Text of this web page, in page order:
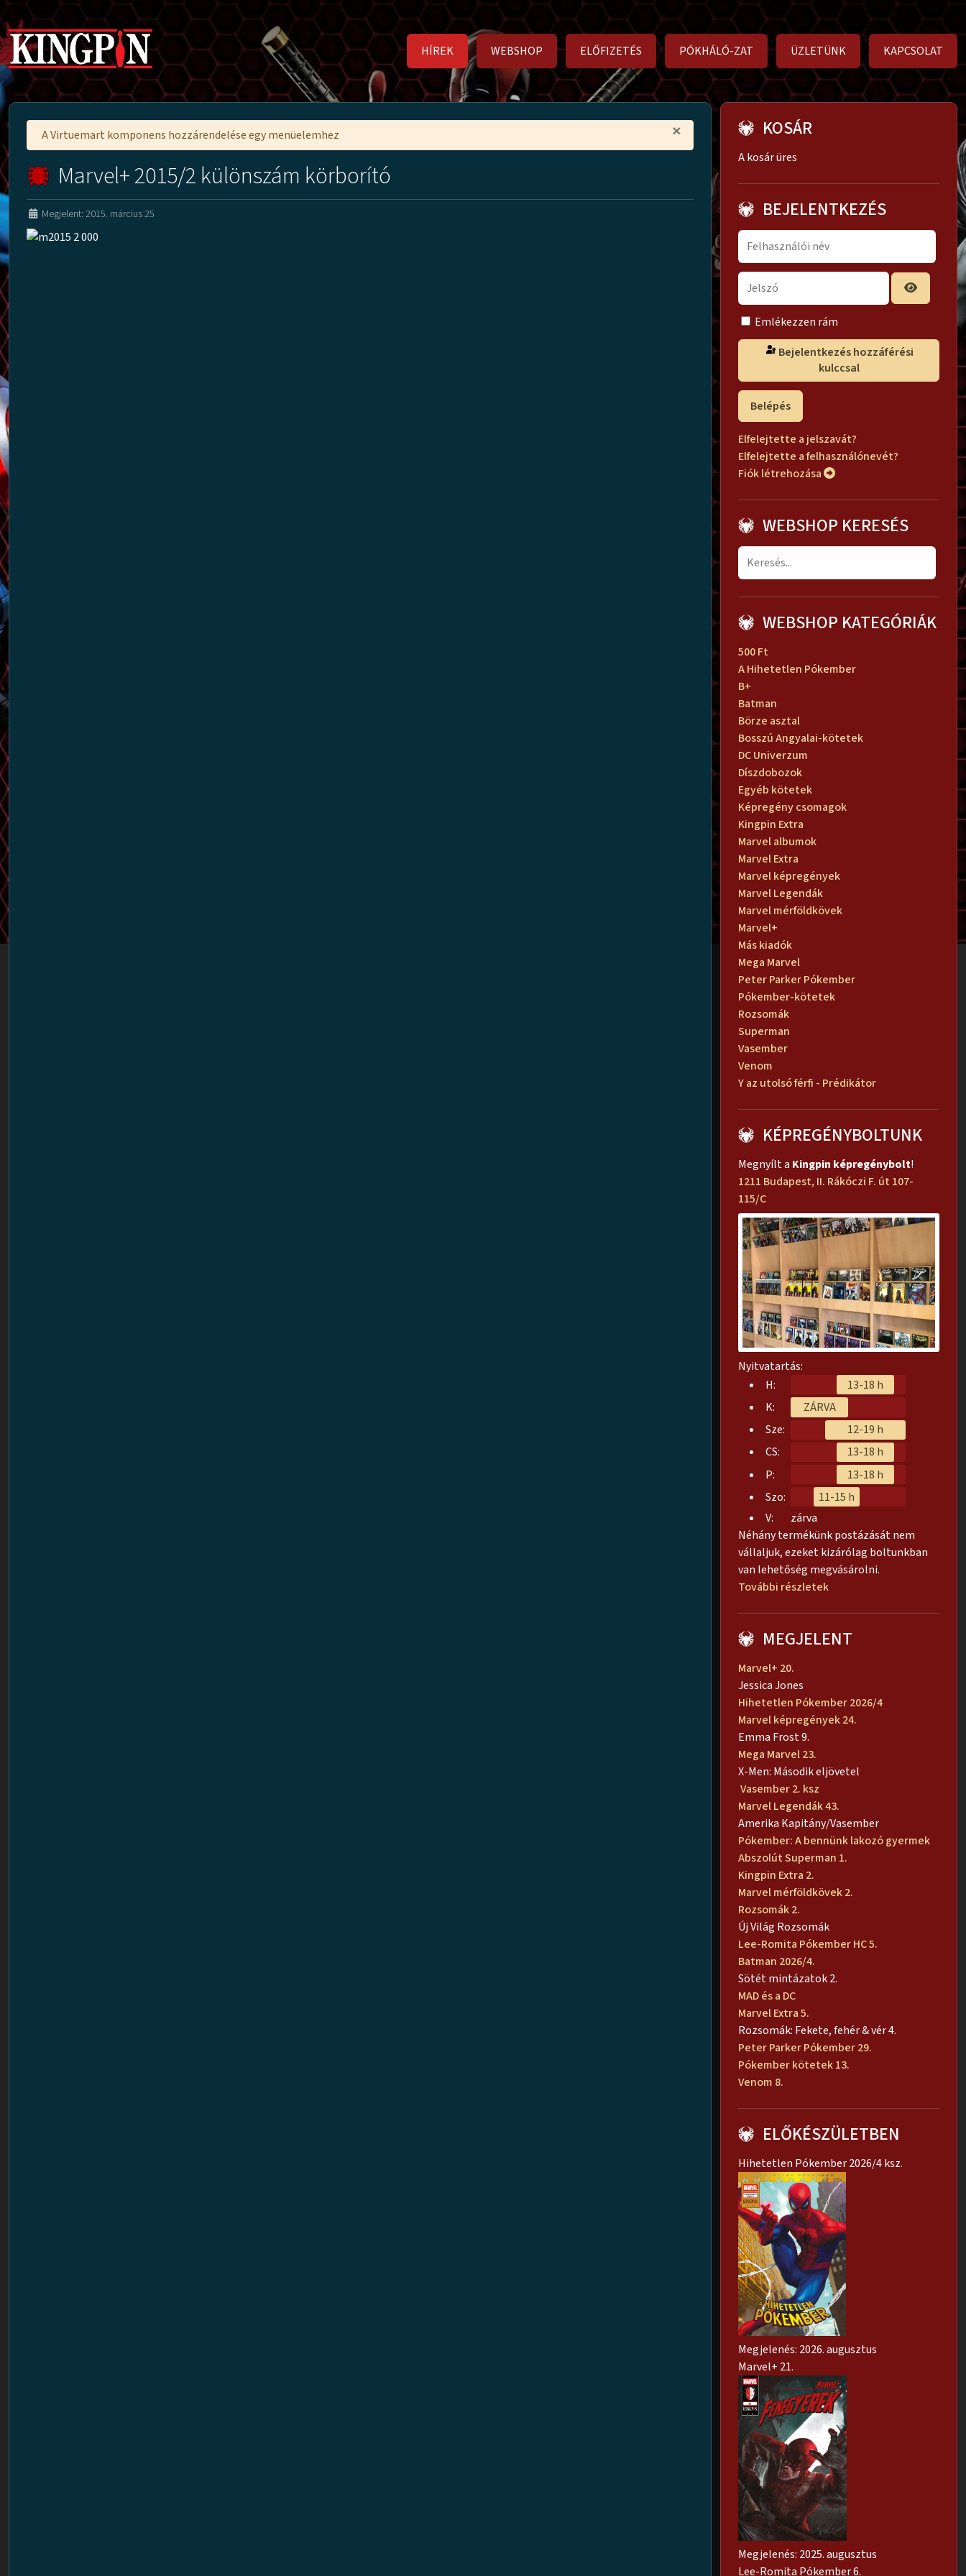
HÍREK WEBSHOP ELŐFIZETÉS PÓKHÁLÓ-ZAT ÜZLETÜNK KAPCSOLAT
×
A Virtuemart komponens hozzárendelése egy menüelemhez
Marvel+ 2015/2 különszám körborító
Megjelent: 2015. március 25
KOSÁR
A kosár üres
BEJELENTKEZÉS
Emlékezzen rám
kulccsal
Belépés
Elfelejtette a jelszavát?
Elfelejtette a felhasználónevét?
Fiók létrehozása
WEBSHOP KERESÉS
WEBSHOP KATEGÓRIÁK
500 Ft
A Hihetetlen Pókember
B+
Batman
Börze asztal
Bosszú Angyalai-kötetek
DC Univerzum
Díszdobozok
Egyéb kötetek
Képregény csomagok
Kingpin Extra
Marvel albumok
Marvel Extra
Marvel képregények
Marvel Legendák
Marvel mérföldkövek
Marvel+
Más kiadók
Mega Marvel
Peter Parker Pókember
Pókember-kötetek
Rozsomák
Superman
Vasember
Venom
Y az utolsó férfi - Prédikátor
KÉPREGÉNYBOLTUNK
Megnyílt a Kingpin képregénybolt!
1211 Budapest, II. Rákóczi F. út 107-
115/C
Nyitvatartás:
H:
13-18 h
K:
ZÁRVA
Sze:
12-19 h
CS:
13-18 h
P:
13-18 h
Szo:
11-15 h
V:
zárva
Néhány termékünk postázását nem
vállaljuk, ezeket kizárólag boltunkban
van lehetőség megvásárolni.
További részletek
MEGJELENT
Marvel+ 20.
Jessica Jones
Hihetetlen Pókember 2026/4
Marvel képregények 24.
Emma Frost 9.
Mega Marvel 23.
X-Men: Második eljövetel
Vasember 2. ksz
Marvel Legendák 43.
Amerika Kapitány/Vasember
Pókember: A bennünk lakozó gyermek
Abszolút Superman 1.
Kingpin Extra 2.
Marvel mérföldkövek 2.
Rozsomák 2.
Új Világ Rozsomák
Lee-Romita Pókember HC 5.
Batman 2026/4.
Sötét mintázatok 2.
MAD és a DC
Marvel Extra 5.
Rozsomák: Fekete, fehér & vér 4.
Peter Parker Pókember 29.
Pókember kötetek 13.
Venom 8.
ELŐKÉSZÜLETBEN
Hihetetlen Pókember 2026/4 ksz.
Megjelenés: 2026. augusztus
Marvel+ 21.
Megjelenés: 2025. augusztus
Lee-Romita Pókember 6.